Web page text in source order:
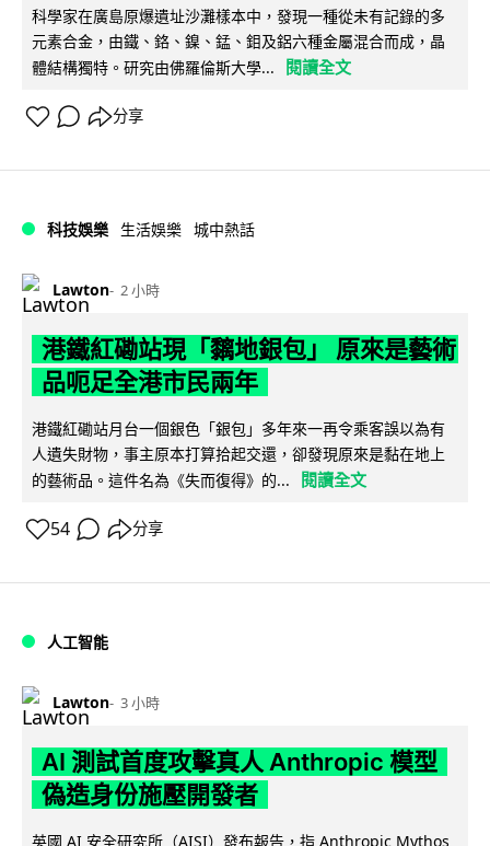
科學家在廣島原爆遺址沙灘樣本中，發現一種從未有記錄的多
元素合金，由鐵、鉻、鎳、錳、鉬及鋁六種金屬混合而成，晶
體結構獨特。研究由佛羅倫斯大學...
閱讀全文
分享
科技娛樂 生活娛樂 城中熱話
Lawton 2 小時
港鐵紅磡站現「黐地銀包」 原來是藝術
品呃足全港市民兩年
港鐵紅磡站月台一個銀色「銀包」多年來一再令乘客誤以為有
人遺失財物，事主原本打算拾起交還，卻發現原來是黏在地上
的藝術品。這件名為《失而復得》的...
閱讀全文
54 分享
人工智能
Lawton 3 小時
AI 測試首度攻擊真人 Anthropic 模型
偽造身份施壓開發者
英國 AI 安全研究所（AISI）發布報告，指 Anthropic Mythos